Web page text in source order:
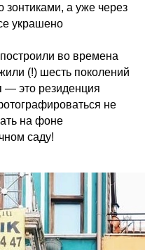
зонтиками, а уже через
украшено
во времена
(!) шесть поколений
— это резиденция
не
на фоне
саду!